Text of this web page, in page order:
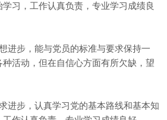
习，工作认真负责，专业学习成绩良
进步，能与党员的标准与要求保持一
活动，但在自信心方面有所欠缺，望
进步，认真学习党的基本路线和基本知